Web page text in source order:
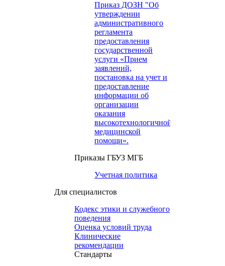
Приказ ДОЗН "Об
утверждении
административного
регламента
предоставления
государственной
услуги «Прием
заявлений,
постановка на учет и
предоставление
информации об
организации
оказания
высокотехнологичной
медицинской
помощи».
Приказы ГБУЗ МГБ
Учетная политика
Для специалистов
Кодекс этики и служебного
поведения
Оценка условий труда
Клинические
рекомендации
Cтандарты